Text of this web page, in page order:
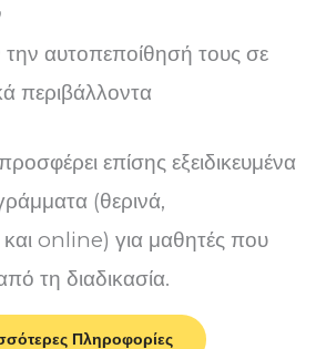
την αυτοπεποίθησή τους σε
περιβάλλοντα
επίσης εξειδικευμένα
(θερινά,
online) για μαθητές που
τη διαδικασία.
Πληροφορίες